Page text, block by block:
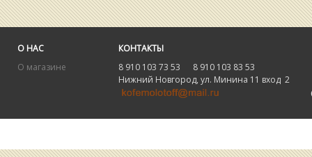
О НАС
О магазине
КОНТАКТЫ
8 910 103 73 53 8 910 103 83 53
Нижний Новгород, ул. Минина 11 вход 2